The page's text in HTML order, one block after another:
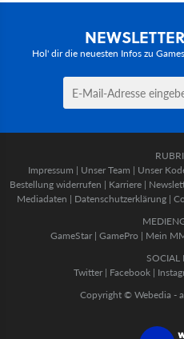
Hol' dir die neuesten Infos zu
Impressum | Unser Team | Unser
Bestellung widerrufen | Karriere |
Mediadaten | Datenschutzerklärung |
GameStar| GamePro | Mein
SOCIAL
Twitter | Facebook |
Copyright © Webedia -